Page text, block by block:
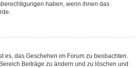
haben, wenn ihnen das
es, das Geschehen im Forum zu beobachten.
Beiträge zu ändern und zu löschen und